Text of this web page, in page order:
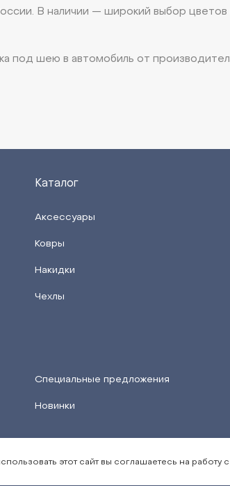
В наличии — широкий выбор
под шею в автомобиль от
Каталог
Аксессуары
Ковры
Накидки
Чехлы
Специальные предложения
Новинки
этот сайт вы соглашаетесь на работу